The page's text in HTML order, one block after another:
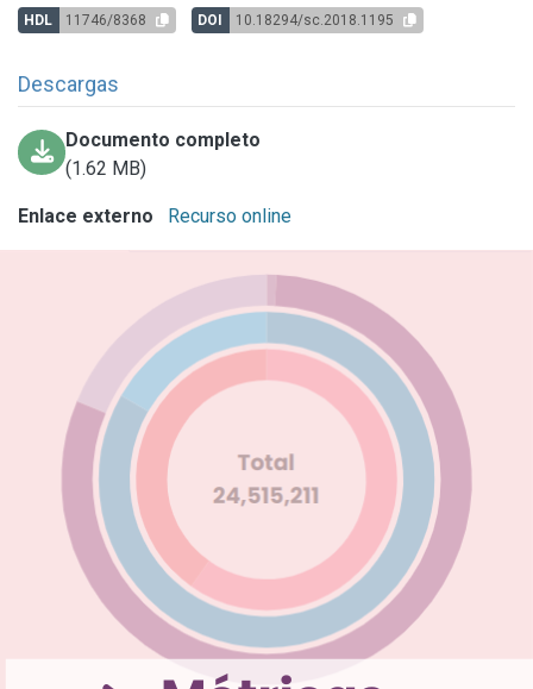
HDL 11746/8368 DOI 10.18294/sc.2018.1195
Descargas
Documento completo
(1.62 MB)
Enlace externo Recurso online